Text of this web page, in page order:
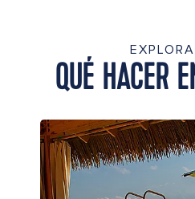
QUÉ HACER